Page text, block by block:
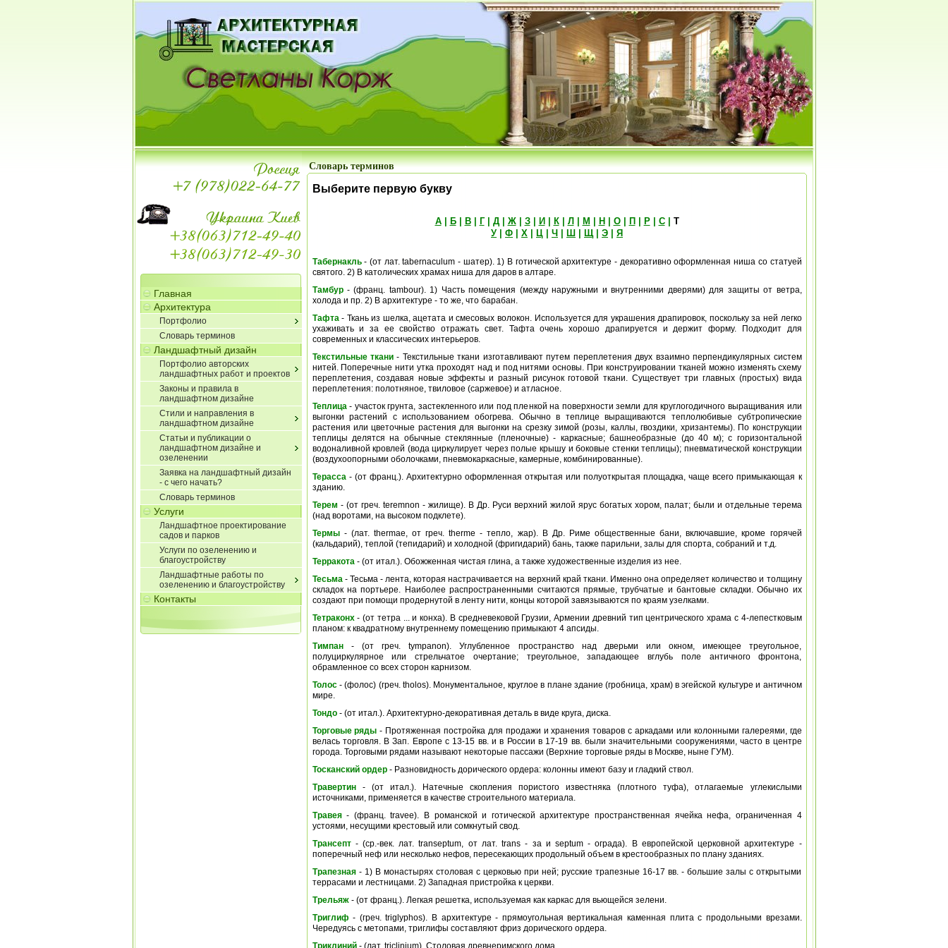
Главная
Архитектура
Портфолио
Словарь терминов
Ландшафтный дизайн
Портфолио авторских
ландшафтных работ и проектов
Законы и правила в
ландшафтном дизайне
Стили и направления в
ландшафтном дизайне
Статьи и публикации о
ландшафтном дизайне и
озеленении
Заявка на ландшафтный дизайн
- с чего начать?
Словарь терминов
Услуги
Ландшафтное проектирование
садов и парков
Услуги по озеленению и
благоустройству
Ландшафтные работы по
озеленению и благоустройству
Контакты
Словарь терминов
Выберите первую букву
А| Б| В| Г| Д| Ж| З| И К| Л М Н О| П Р| С| Т
У
Ф Х Ц Ч Ш Щ| Э Я
Табернакль- (от лат. tabernaculum - шатер). 1) В готической архитектуре - декоративно оформленная ниша со статуей
святого. 2) В католических храмах ниша для даров в алтаре.
Тамбур- (франц. tambour). 1) Часть помещения (между наружными и внутренними дверями) для защиты от ветра,
холода и пр. 2) В архитектуре - то же, что барабан.
Тафта- Ткань из шелка, ацетата и смесовых волокон. Используется для украшения драпировок, поскольку за ней легко
ухаживать и за ее свойство отражать свет. Тафта очень хорошо драпируется и держит форму. Подходит для
современных и классических интерьеров.
Текстильные ткани- Текстильные ткани изготавливают путем переплетения двух взаимно перпендикулярных систем
нитей. Поперечные нити утка проходят над и под нитями основы. При конструировании тканей можно изменять схему
переплетения, создавая новые эффекты и разный рисунок готовой ткани. Существует три главных (простых) вида
переплетения: полотняное, твиловое (саржевое) и атласное.
Теплица- участок грунта, застекленного или под пленкой на поверхности земли для круглогодичного выращивания или
выгонки растений с использованием обогрева. Обычно в теплице выращиваются теплолюбивые субтропические
растения или цветочные растения для выгонки на срезку зимой (розы, каллы, гвоздики, хризантемы). По конструкции
теплицы делятся на обычные стеклянные (пленочные) - каркасные; башнеобразные (до 40 м); с горизонтальной
водоналивной кровлей (вода циркулирует через полые крышу и боковые стенки теплицы); пневматической конструкции
(воздухоопорными оболочками, пневмокаркасные, камерные, комбинированные).
Терасса- (от франц.). Архитектурно оформленная открытая или полуоткрытая площадка, чаще всего примыкающая к
зданию.
Терем - (от греч. teremnon - жилище). В Др. Руси верхний жилой ярус богатых хором, палат; были и отдельные терема
(над воротами, на высоком подклете).
Термы- (лат. thermae, от греч. therme - тепло, жар). В Др. Риме общественные бани, включавшие, кроме горячей
(кальдарий), теплой (тепидарий) и холодной (фригидарий) бань, также парильни, залы для спорта, собраний и т.д.
Терракота- (от итал.). Обожженная чистая глина, а также художественные изделия из нее.
Тесьма- Тесьма - лента, которая настрачивается на верхний край ткани. Именно она определяет количество и толщину
складок на портьере. Наиболее распространенными считаются прямые, трубчатые и бантовые складки. Обычно их
создают при помощи продернутой в ленту нити, концы которой завязываются по краям узелками.
Тетраконх- (от тетра ... и конха). В средневековой Грузии, Армении древний тип центрического храма с 4-лепестковым
планом: к квадратному внутреннему помещению примыкают 4 апсиды.
Тимпан- (от греч. tympanon). Углубленное пространство над дверьми или окном, имеющее треугольное,
полуциркулярное или стрельчатое очертание; треугольное, западающее вглубь поле античного фронтона,
обрамленное со всех сторон карнизом.
Толос- (фолос) (греч. tholos). Монументальное, круглое в плане здание (гробница, храм) в эгейской культуре и античном
мире.
Тондо- (от итал.). Архитектурно-декоративная деталь в виде круга, диска.
Торговые ряды - Протяженная постройка для продажи и хранения товаров с аркадами или колонными галереями, где
велась торговля. В Зап. Европе с 13-15 вв. и в России в 17-19 вв. были значительными сооружениями, часто в центре
города. Торговыми рядами называют некоторые пассажи (Верхние торговые ряды в Москве, ныне ГУМ).
Тосканский ордер- Разновидность дорического ордера: колонны имеют базу и гладкий ствол.
Травертин- (от итал.). Натечные скопления пористого известняка (плотного туфа), отлагаемые углекислыми
источниками, применяется в качестве строительного материала.
Травея- (франц. travee). В романской и готической архитектуре пространственная ячейка нефа, ограниченная 4
устоями, несущими крестовый или сомкнутый свод.
Трансепт- (ср.-век. лат. transeptum, от лат. trans - за и septum - ограда). В европейской церковной архитектуре -
поперечный неф или несколько нефов, пересекающих продольный объем в крестообразных по плану зданиях.
Трапезная- 1) В монастырях столовая с церковью при ней; русские трапезные 16-17 вв. - большие залы с открытыми
террасами и лестницами. 2) Западная пристройка к церкви.
Трельяж- (от франц.). Легкая решетка, используемая как каркас для вьющейся зелени.
Триглиф - (греч. triglyphos). В архитектуре - прямоугольная вертикальная каменная плита с продольными врезами.
Чередуясь с метопами, триглифы составляют фриз дорического ордера.